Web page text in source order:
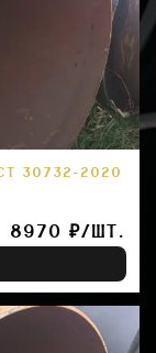
30732-2020
8970 ₽/ШТ.